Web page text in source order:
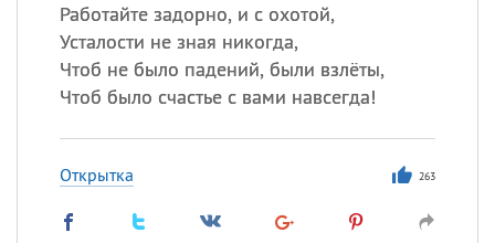
Работайте задорно, и с охотой,
Усталости не зная никогда,
Чтоб не было падений, были взлёты,
Чтоб было счастье с вами навсегда!
Открытка 263